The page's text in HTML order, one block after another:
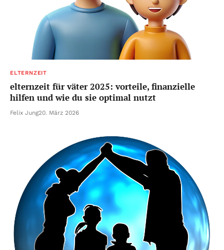
ELTERNZEIT
elternzeit für väter 2025: vorteile, finanzielle
hilfen und wie du sie optimal nutzt
Felix Jung20. März 2026